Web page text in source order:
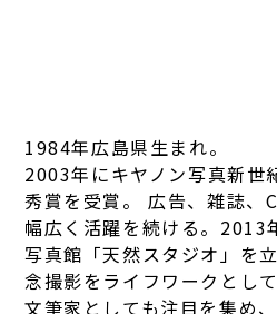
1984年広島県生まれ。
2003年にキヤノン写真新世
秀賞を受賞。 広告、雑誌、
幅広く活躍を続ける。2013
写真館「天然スタジオ」を
念撮影をライフワークとして
文筆家としても注目を集め